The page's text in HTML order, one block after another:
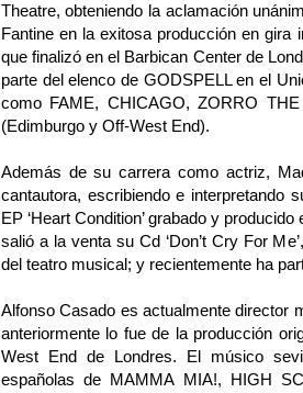
Theatre, obteniendo la aclamación
Fantine en la exitosa producción en gira
que finalizó en el Barbican Center de
parte del elenco de GODSPELL en el
como FAME, CHICAGO, ZORRO
(Edimburgo y Off-West End).
Además de su carrera como actriz,
cantautora, escribiendo e interpretando
EP ‘Heart Condition’ grabado y
salió a la venta su Cd ‘Don’t Cry For
del teatro musical; y recientemente ha
Alfonso Casado es actualmente director
anteriormente lo fue de la producción
West End de Londres. El músico
españolas de MAMMA MIA!, HIGH